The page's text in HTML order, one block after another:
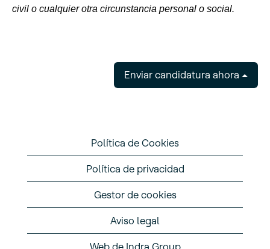
civil o cualquier otra circunstancia personal o social.
Enviar candidatura ahora
Política de Cookies
Política de privacidad
Gestor de cookies
Aviso legal
Web de Indra Group